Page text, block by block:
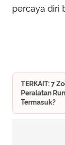
percaya diri
TERKAIT: 7
Peralatan
Termasuk?